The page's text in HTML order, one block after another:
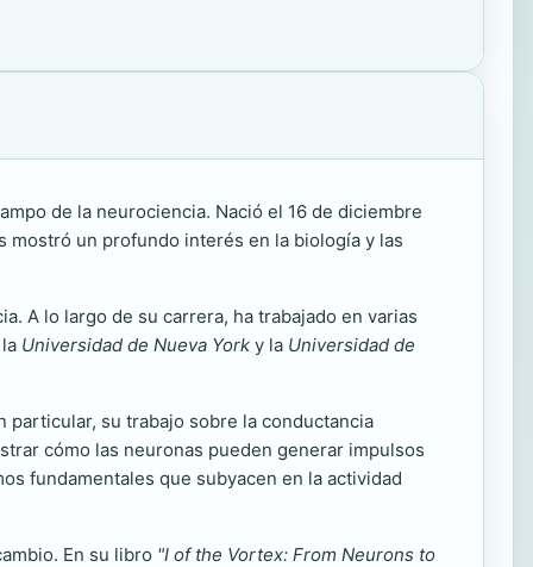
de la neurociencia. Nació el 16 de diciembre
mostró un profundo interés en la biología y las
A lo largo de su carrera, ha trabajado en varias
Universidad de Nueva York y la Universidad de
su trabajo sobre la conductancia
cómo las neuronas pueden generar impulsos
fundamentales que subyacen en la actividad
En su libro "I of the Vortex: From Neurons to